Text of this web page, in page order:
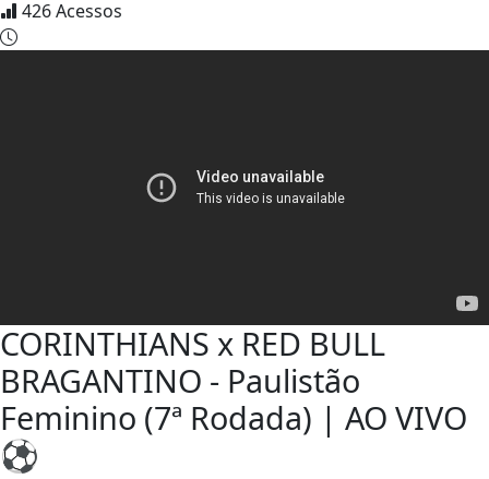
426Acessos
CORINTHIANS x RED BULL
BRAGANTINO - Paulistão
Feminino (7ª Rodada) | AO VIVO
⚽️